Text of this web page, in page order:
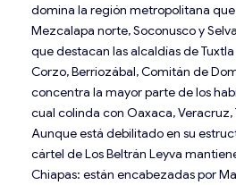
domina la región metropolitana
Mezcalapa norte, Soconusco y
que destacan las alcaldías de
Corzo, Berriozábal, Comitán de
concentra la mayor parte de los
cual colinda con Oaxaca, Veracruz,
Aunque está debilitado en su
cártel de Los Beltrán Leyva
Chiapas: están encabezadas por